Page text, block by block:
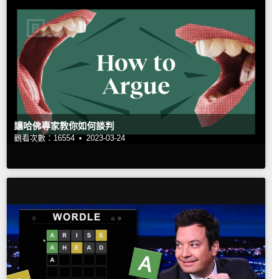
讓哈佛專家教你如何談判
觀看次數：16554 • 2023-03-24